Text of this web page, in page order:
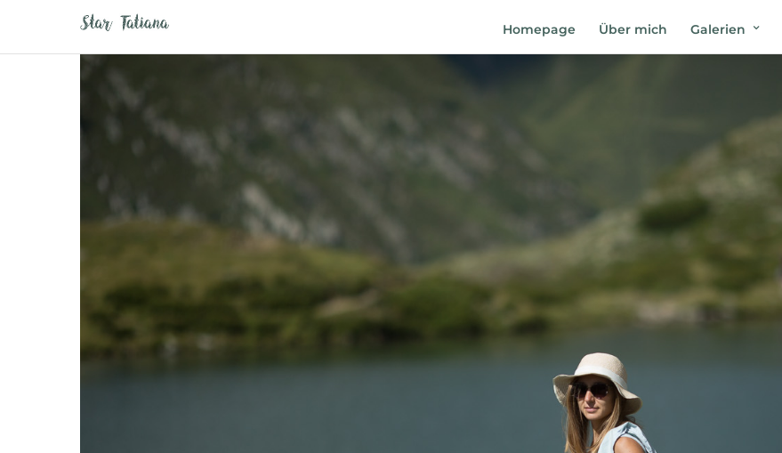
Homepage Über mich Galerien